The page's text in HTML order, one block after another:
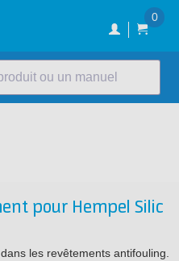
0
ou un manuel
pour Hempel Silic
les revêtements antifouling.